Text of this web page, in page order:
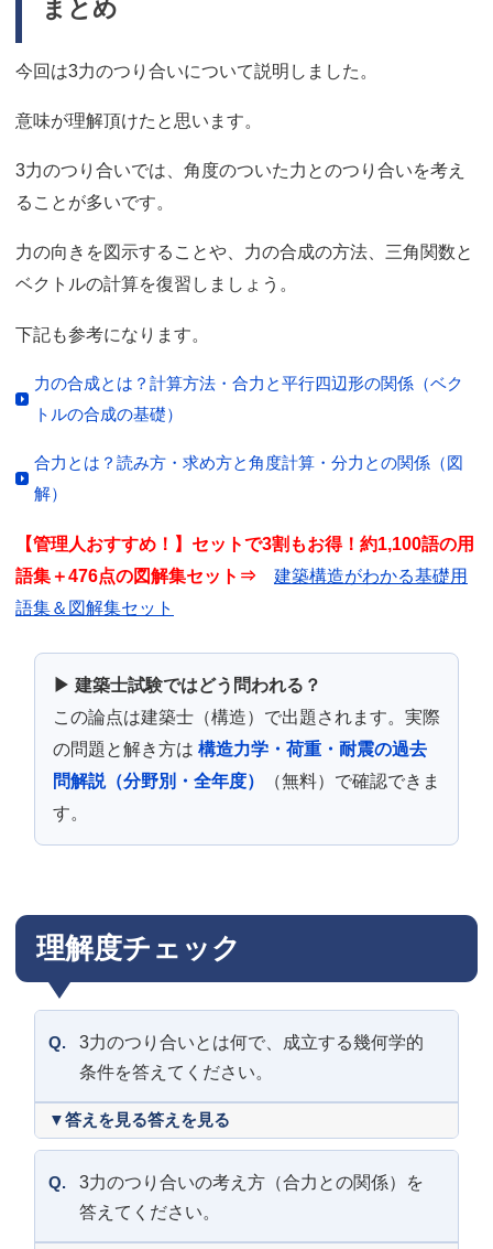
まとめ
今回は3力のつり合いについて説明しました。
意味が理解頂けたと思います。
3力のつり合いでは、角度のついた力とのつり合いを考え
ることが多いです。
力の向きを図示することや、力の合成の方法、三角関数と
ベクトルの計算を復習しましょう。
下記も参考になります。
力の合成とは？計算方法・合力と平行四辺形の関係（ベク
トルの合成の基礎）
合力とは？読み方・求め方と角度計算・分力との関係（図
解）
【管理人おすすめ！】セットで3割もお得！約1,100語の用
語集＋476点の図解集セット⇒ 建築構造がわかる基礎用
語集＆図解集セット
▶ 建築士試験ではどう問われる？
この論点は建築士（構造）で出題されます。実際
の問題と解き方は 構造力学・荷重・耐震の過去
問解説（分野別・全年度）
（無料）で確認できま
す。
理解度チェック
Q.
3力のつり合いとは何で、成立する幾何学的
条件を答えてください。
答えを見る
Q.
3力のつり合いの考え方（合力との関係）を
答えてください。